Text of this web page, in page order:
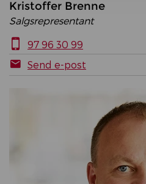
Kristoffer Brenne
Salgsrepresentant
97 96 30 99
Send e-post